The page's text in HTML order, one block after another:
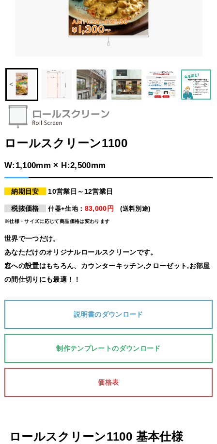
ロールスクリーン1100
W:1,100mm × H:2,500mm
納期目安 10営業日～12営業日
税抜価格 什器+生地： 83,000円 (送料別途)
※仕様・サイズに応じて商品価格は変わります
世界で一つだけ。
あなただけのオリジナルロールスクリーンです。
窓への設置はもちろん、カウンターキッチン,クローゼット,お部屋
の間仕切りにも最適！！
説明書のダウンロード
制作テンプレートのダウンロード
価格表
ロールスクリーン1100 基本仕様